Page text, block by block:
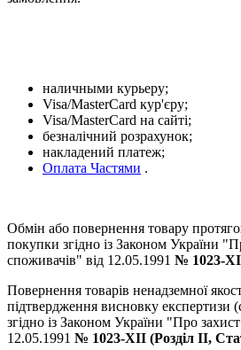
наличными курьеру;
Visa/MasterCard кур'єру;
Visa/MasterCard на сайті;
безналічний розрахунок;
накладений платеж;
Оплата Частями .
Обмін або повернення товару
покупки згідно із Законом України
споживачів" від 12.05.1991 № 1023-
Повернення товарів ненадземної
підтвердження висновку експертизи
згідно із Законом України "Про
12.05.1991 № 1023-XII (Розділ II,